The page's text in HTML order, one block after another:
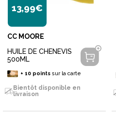
13,99€
CC MOORE
HUILE DE CHENEVIS
500ML
+ 10pointssur la carte
Bientôt disponible en
livraison